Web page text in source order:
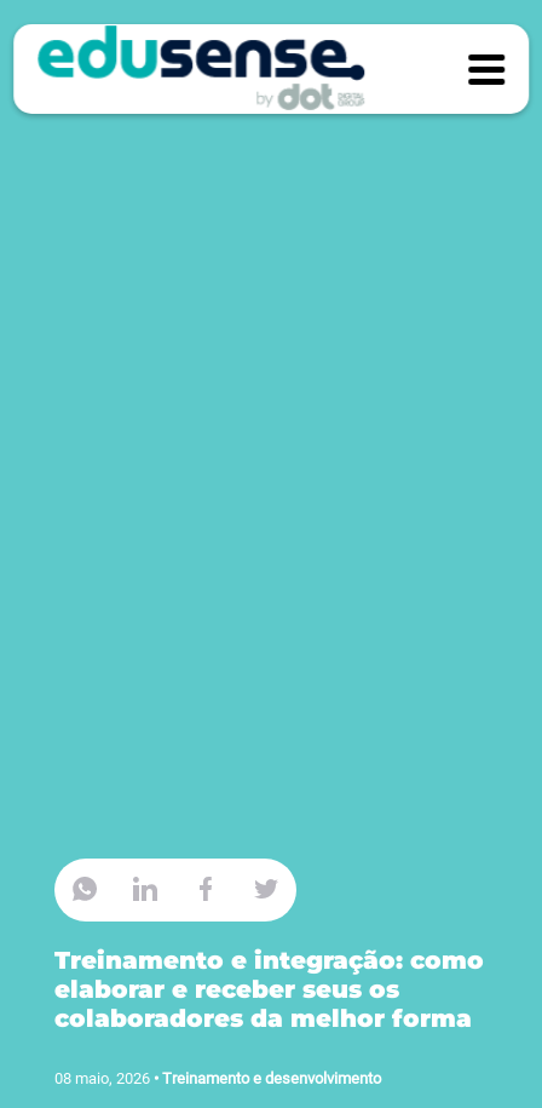
Treinamento e integração: como
elaborar e receber seus os
colaboradores da melhor forma
08 maio, 2026 • Treinamento e desenvolvimento